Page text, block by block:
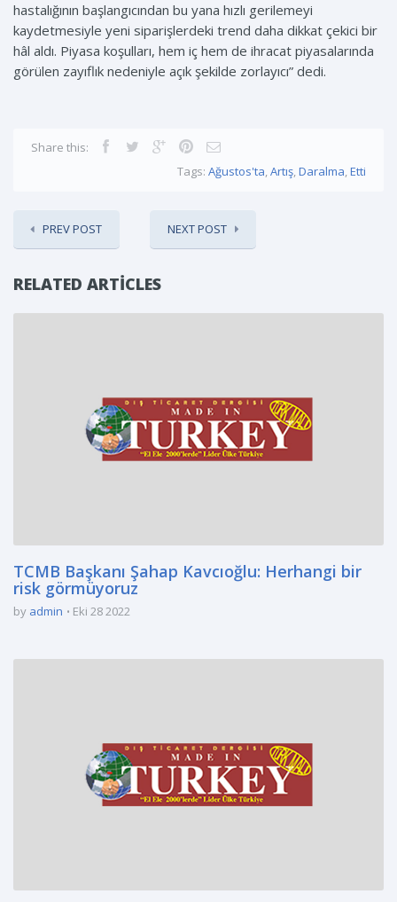
hastalığının başlangıcından bu yana hızlı gerilemeyi
kaydetmesiyle yeni siparişlerdeki trend daha dikkat çekici bir
hâl aldı. Piyasa koşulları, hem iç hem de ihracat piyasalarında
görülen zayıflık nedeniyle açık şekilde zorlayıcı” dedi.
Share this:
Tags: Ağustos'ta,Artış,Daralma,Etti
PREV POST NEXT POST
RELATED ARTICLES
TCMB Başkanı Şahap Kavcıoğlu: Herhangi bir
risk görmüyoruz
by admin Eki 28 2022